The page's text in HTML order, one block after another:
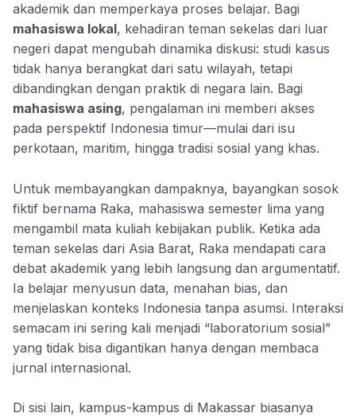
akademik dan memperkaya proses belajar. Bagi
mahasiswa lokal, kehadiran teman sekelas dari luar
negeri dapat mengubah dinamika diskusi: studi kasus
tidak hanya berangkat dari satu wilayah, tetapi
dibandingkan dengan praktik di negara lain. Bagi
mahasiswa asing, pengalaman ini memberi akses
pada perspektif Indonesia timur—mulai dari isu
perkotaan, maritim, hingga tradisi sosial yang khas.
Untuk membayangkan dampaknya, bayangkan sosok
fiktif bernama Raka, mahasiswa semester lima yang
mengambil mata kuliah kebijakan publik. Ketika ada
teman sekelas dari Asia Barat, Raka mendapati cara
debat akademik yang lebih langsung dan argumentatif.
Ia belajar menyusun data, menahan bias, dan
menjelaskan konteks Indonesia tanpa asumsi. Interaksi
semacam ini sering kali menjadi “laboratorium sosial”
yang tidak bisa digantikan hanya dengan membaca
jurnal internasional.
Di sisi lain, kampus-kampus di Makassar biasanya